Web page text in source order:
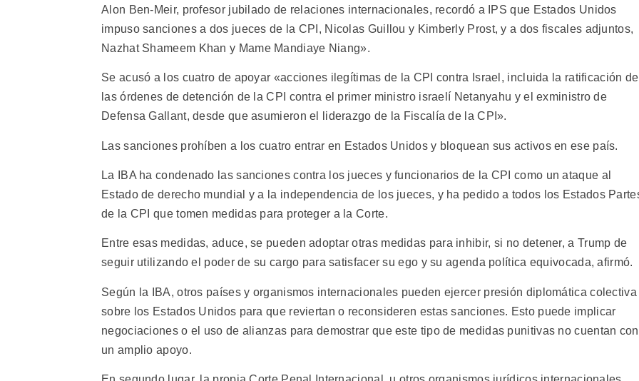
Alon Ben-Meir, profesor jubilado de relaciones internacionales, recordó a IPS que Estados Unidos
impuso sanciones a dos jueces de la CPI, Nicolas Guillou y Kimberly Prost, y a dos fiscales adjuntos,
Nazhat Shameem Khan y Mame Mandiaye Niang».
Se acusó a los cuatro de apoyar «acciones ilegítimas de la CPI contra Israel, incluida la ratificación de
las órdenes de detención de la CPI contra el primer ministro israelí Netanyahu y el exministro de
Defensa Gallant, desde que asumieron el liderazgo de la Fiscalía de la CPI».
Las sanciones prohíben a los cuatro entrar en Estados Unidos y bloquean sus activos en ese país.
La IBA ha condenado las sanciones contra los jueces y funcionarios de la CPI como un ataque al
Estado de derecho mundial y a la independencia de los jueces, y ha pedido a todos los Estados
de la CPI que tomen medidas para proteger a la Corte.
Entre esas medidas, aduce, se pueden adoptar otras medidas para inhibir, si no detener, a Trump de
seguir utilizando el poder de su cargo para satisfacer su ego y su agenda política equivocada, afirmó.
Según la IBA, otros países y organismos internacionales pueden ejercer presión diplomática colectiva
sobre los Estados Unidos para que reviertan o reconsideren estas sanciones. Esto puede implicar
negociaciones o el uso de alianzas para demostrar que este tipo de medidas punitivas no cuentan con
un amplio apoyo.